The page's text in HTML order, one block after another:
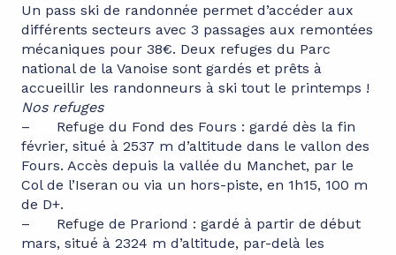
Un pass ski de randonnée permet d’accéder aux
différents secteurs avec 3 passages aux remontées
mécaniques pour 38€. Deux refuges du Parc
national de la Vanoise sont gardés et prêts à
accueillir les randonneurs à ski tout le printemps !
Nos refuges
– Refuge du Fond des Fours : gardé dès la fin
février, situé à 2537 m d’altitude dans le vallon des
Fours. Accès depuis la vallée du Manchet, par le
Col de l’Iseran ou via un hors-piste, en 1h15, 100 m
de D+.
– Refuge de Prariond : gardé à partir de début
mars, situé à 2324 m d’altitude, par-delà les